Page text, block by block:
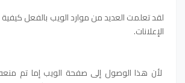
لقد تعلمت العديد من موارد الويب بالفعل
الإعلانات.
لأن هذا الوصول إلى صفحة الويب إما تم